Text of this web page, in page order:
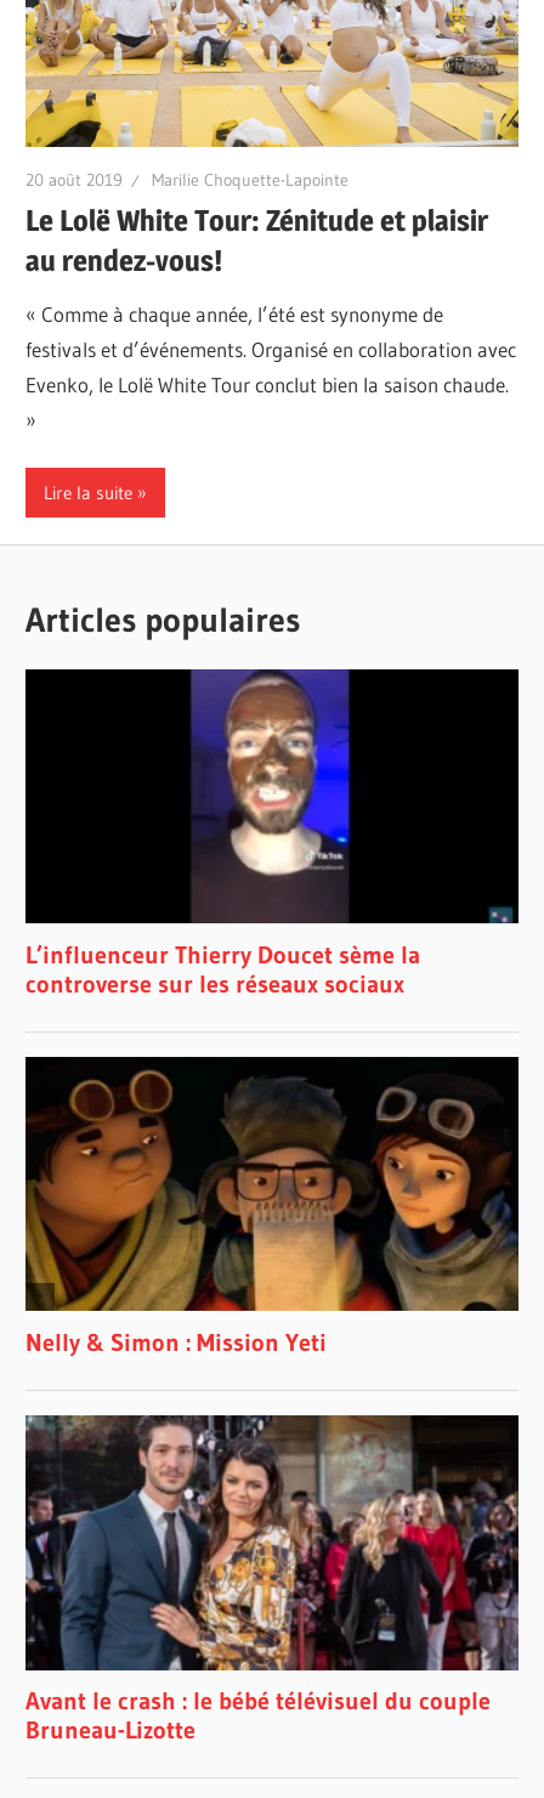
20 août 2019 Marilie Choquette-Lapointe
Le Lolë White Tour: Zénitude et plaisir
au rendez-vous!
« Comme à chaque année, l’été est synonyme de
festivals et d’événements. Organisé en collaboration avec
Evenko, le Lolë White Tour conclut bien la saison chaude.
»
Lire la suite
Articles populaires